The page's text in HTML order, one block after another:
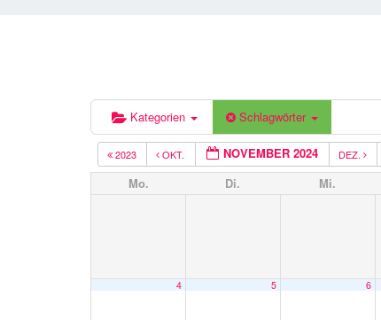
Kategorien Schlagwörter
2023 OKT. NOVEMBER 2024 DEZ.
Mo. Di. Mi.
4 5 6